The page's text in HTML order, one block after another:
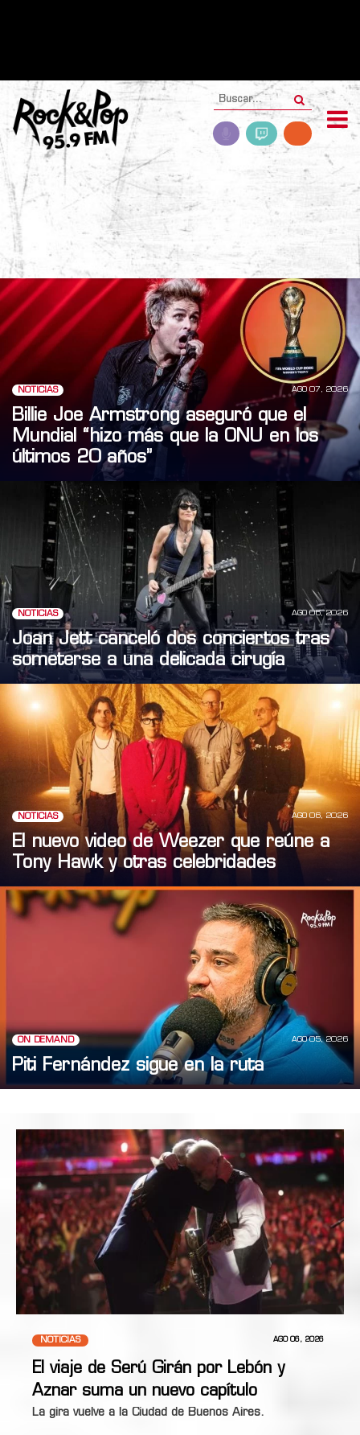
NOTICIAS AGO 07, 2026
Billie Joe Armstrong aseguró que el
Mundial “hizo más que la ONU en los
últimos 20 años”
NOTICIAS AGO 06, 2026
Joan Jett canceló dos conciertos tras
someterse a una delicada cirugía
NOTICIAS AGO 06, 2026
El nuevo video de Weezer que reúne a
Tony Hawk y otras celebridades
ON DEMAND AGO 05, 2026
Piti Fernández sigue en la ruta
NOTICIAS AGO 06, 2026
El viaje de Serú Girán por Lebón y
Aznar suma un nuevo capítulo
La gira vuelve a la Ciudad de Buenos Aires.